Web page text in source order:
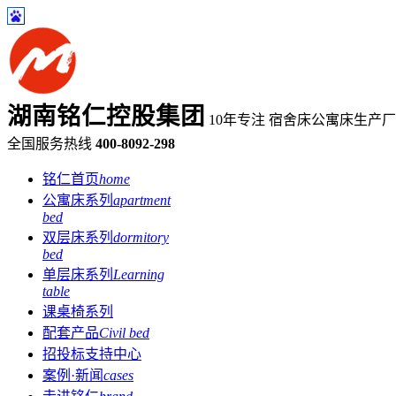
湖南铭仁控股集团 10年专注 宿舍床公寓床生产
全国服务热线 400-8092-298
铭仁首页home
公寓床系列 apartment
bed
双层床系列 dormitory
bed
单层床系列 Learning
table
课桌椅系列
配套产品Civil bed
招投标支持中心
案例·新闻cases